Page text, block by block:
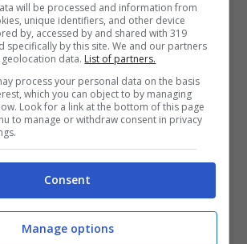
condizione c’è un
che l’animale può
modi diversi:
nel cane;
si lecca in continuazione;
will be processed and information from
unique identifiers, and other device
by, accessed by and shared with 319
specifically by this site. We and our partners
data. List of partners.
process your personal data on the basis
which you can object to by managing
Look for a link at the bottom of this page
to manage or withdraw consent in privacy
Consent
Manage options